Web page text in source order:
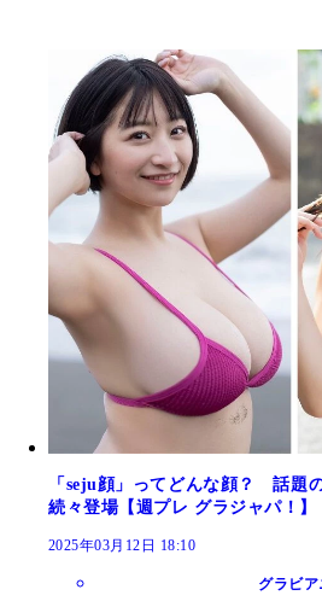
「seju顔」ってどんな顔？ 話題
続々登場【週プレ グラジャパ！】
2025年03月12日 18:10
グラビア